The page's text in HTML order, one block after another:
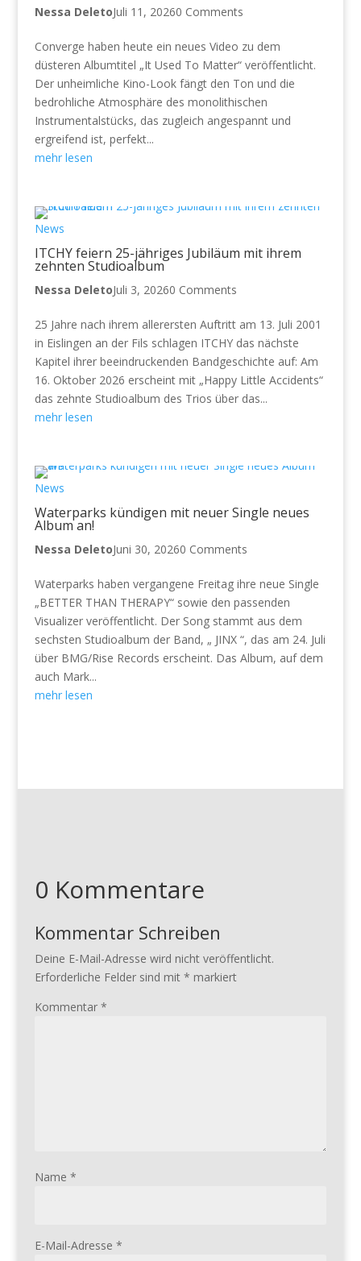
Nessa DeletoJuli 11, 20260 Comments
Converge haben heute ein neues Video zu dem
düsteren Albumtitel „It Used To Matter“ veröffentlicht.
Der unheimliche Kino-Look fängt den Ton und die
bedrohliche Atmosphäre des monolithischen
Instrumentalstücks, das zugleich angespannt und
ergreifend ist, perfekt...
mehr lesen
News
ITCHY feiern 25-jähriges Jubiläum mit ihrem
zehnten Studioalbum
Nessa DeletoJuli 3, 20260 Comments
25 Jahre nach ihrem allerersten Auftritt am 13. Juli 2001
in Eislingen an der Fils schlagen ITCHY das nächste
Kapitel ihrer beeindruckenden Bandgeschichte auf: Am
16. Oktober 2026 erscheint mit „Happy Little Accidents“
das zehnte Studioalbum des Trios über das...
mehr lesen
News
Waterparks kündigen mit neuer Single neues
Album an!
Nessa DeletoJuni 30, 20260 Comments
Waterparks haben vergangene Freitag ihre neue Single
„BETTER THAN THERAPY“ sowie den passenden
Visualizer veröffentlicht. Der Song stammt aus dem
sechsten Studioalbum der Band, „ JINX “, das am 24. Juli
über BMG/Rise Records erscheint. Das Album, auf dem
auch Mark...
mehr lesen
0 Kommentare
Kommentar Schreiben
Deine E-Mail-Adresse wird nicht veröffentlicht.
Erforderliche Felder sind mit * markiert
Kommentar *
Name *
E-Mail-Adresse *